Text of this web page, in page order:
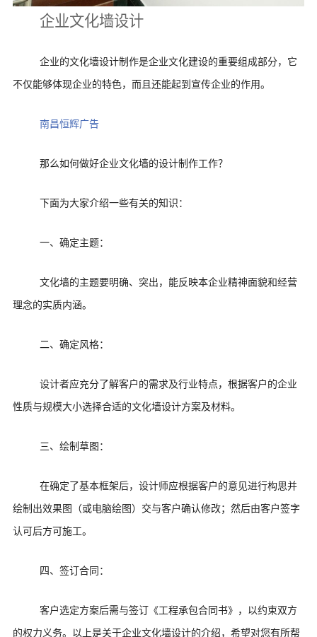
企业文化墙设计
企业的文化墙设计制作是企业文化建设的重要组成部分，它
不仅能够体现企业的特色，而且还能起到宣传企业的作用。
南昌恒辉广告
那么如何做好企业文化墙的设计制作工作？
下面为大家介绍一些有关的知识：
一、确定主题：
文化墙的主题要明确、突出，能反映本企业精神面貌和经营
理念的实质内涵。
二、确定风格：
设计者应充分了解客户的需求及行业特点，根据客户的企业
性质与规模大小选择合适的文化墙设计方案及材料。
三、绘制草图：
在确定了基本框架后，设计师应根据客户的意见进行构思并
绘制出效果图（或电脑绘图）交与客户确认修改；然后由客户签字
认可后方可施工。
四、签订合同：
客户选定方案后需与签订《工程承包合同书》，以约束双方
的权力义务。以上是关于企业文化墙设计的介绍，希望对您有所帮